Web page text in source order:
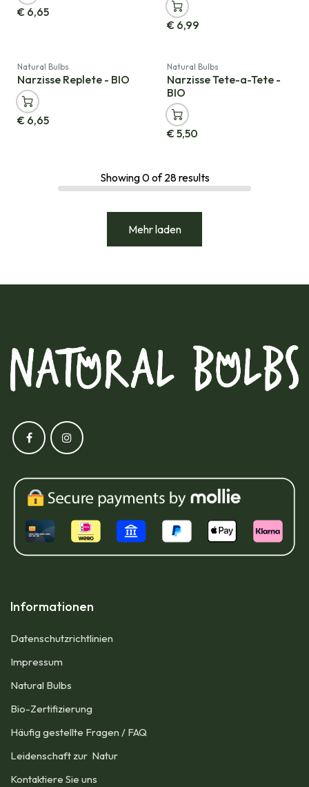
€ 6,65
€ 6,99
Natural Bulbs
Narzisse Replete - BIO
€ 6,65
Natural Bulbs
Narzisse Tete-a-Tete -
BIO
€5,50
Showing0of28results
Mehr laden
Informationen
Datenschutzrichtlinien
Impressum​
Natural Bulbs
Bio-Zertifizierung
Häufig gestellte Fragen / FAQ
Leidenschaft zur Natur
Kontaktiere Sie uns